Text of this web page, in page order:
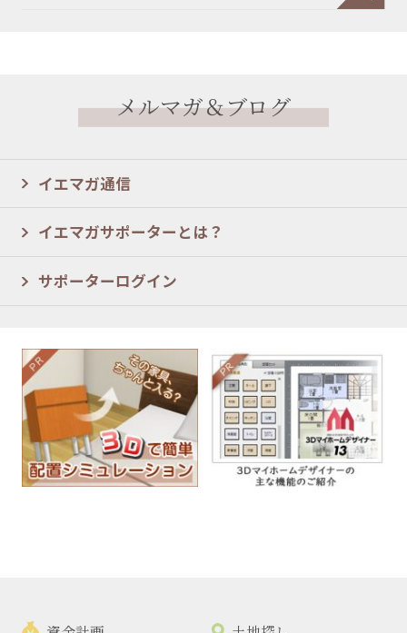
メルマガ＆ブログ
イエマガ通信
イエマガサポーターとは？
サポーターログイン